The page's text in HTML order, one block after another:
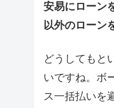
安易にローン
以外のローン
どうしてもと
いですね。ボ
ス一括払いを